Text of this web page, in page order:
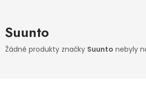
Stavba a dům
Suunto
Žádné produkty značky Suunto nebyly